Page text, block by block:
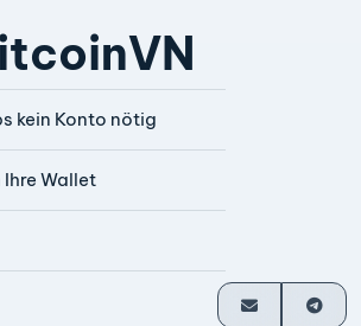
kein Konto nötig
Ihre Wallet